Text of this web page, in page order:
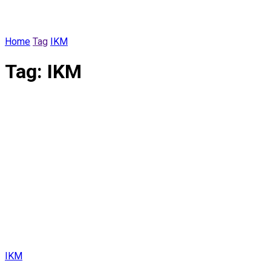
Home Tag IKM
Tag: IKM
IKM